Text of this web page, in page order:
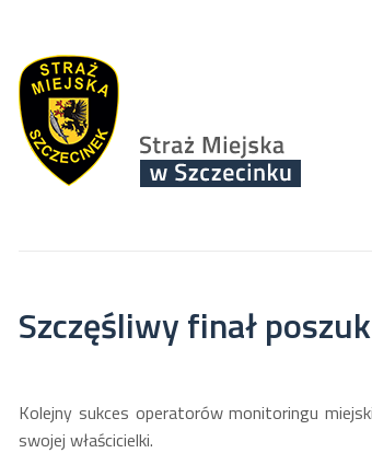
Szczęśliwy finał
Kolejny sukces operatorów monitoringu
swojej właścicielki.